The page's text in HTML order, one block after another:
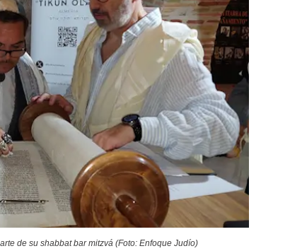
de su shabbat bar mitzvá (Foto: Enfoque Judío)